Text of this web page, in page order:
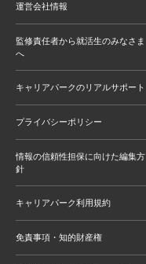
運営会社情報
監修責任者から就活生のみなさま
へ
キャリアパークのリアルサポート
プライバシーポリシー
情報の信頼性担保に向けた編集方
針
キャリアパーク利用規約
免責事項・知的財産権